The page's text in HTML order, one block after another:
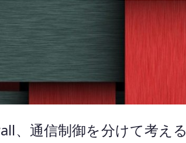
、通信制御を分けて考える